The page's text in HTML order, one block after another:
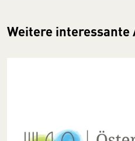
Weitere